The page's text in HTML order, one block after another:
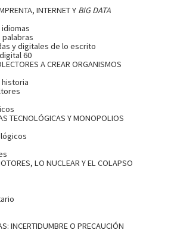
INTERNET Y BIG DATA
palabras
y digitales de lo escrito
60
A CREAR ORGANISMOS
TECNOLÓGICAS Y MONOPOLIOS
LO NUCLEAR Y EL COLAPSO
INCERTIDUMBRE O PRECAUCIÓN